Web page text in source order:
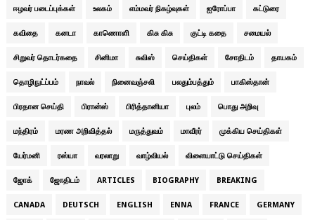
ஈழவர் படைப்புக்கள் உலகம் எம்மவர் நிகழ்வுகள் ஐரோப்பா கட்டுரை
கவிதை கனடா காணொளி கிசு கிசு குட்டி கதை சமையல்
சிறுவர் தொடர்கதை சினிமா சுவிஸ் செய்திகள் சோதிடம் தாயகம்
தொழிநுட்ப்பம் நாவல் நினைவஞ்சலி பலதும்பத்தும் பாகிஸ்தான்
பிரதான செய்தி பிரான்ஸ் பிரித்தானியா புலம் பொது அறிவு
மந்திரம் மரண அறிவித்தல் மருத்துவம் மாவீரர் முக்கிய செய்திகள்
யேர்மனி ரஸ்யா வரலாறு வாழ்வியல் விளையாட்டு செய்திகள்
ஜோக் ஜோதிடம் ARTICLES BIOGRAPHY BREAKING
CANADA DEUTSCH ENGLISH ENNA FRANCE GERMANY